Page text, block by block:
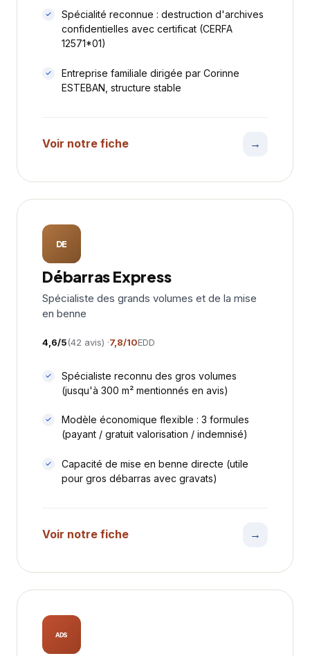
Spécialité reconnue : destruction d'archives
confidentielles avec certificat (CERFA
12571*01)
Entreprise familiale dirigée par Corinne
ESTEBAN, structure stable
Voir notre fiche →
DE
Débarras Express
Spécialiste des grands volumes et de la mise
en benne
4,6/5(42 avis) ·7,8/10EDD
Spécialiste reconnu des gros volumes
(jusqu'à 300 m² mentionnés en avis)
Modèle économique flexible : 3 formules
(payant / gratuit valorisation / indemnisé)
Capacité de mise en benne directe (utile
pour gros débarras avec gravats)
Voir notre fiche →
ADS